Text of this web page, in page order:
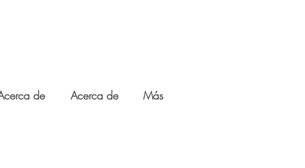
de Acerca de Más